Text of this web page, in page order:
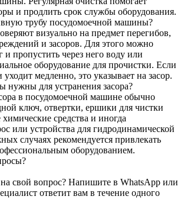
и продлить срок службы оборудования.
трубу посудомоечной машины?
визуально на предмет перегибов,
и засоров. Для этого можно
и пропустить через него воду или
оборудование для прочистки. Если
медленно, это указывает на засор.
нужны для устранения засора?
в посудомоечной машине обычно
ключ, отвертки, ершики для чистки
средства и иногда
или устройства для гидродинамической
случаях рекомендуется привлекать
оборудованием.
свой вопрос? Напишите в WhatsApp или
ответит вам в течение одного